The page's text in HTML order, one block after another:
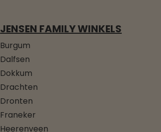
JENSEN FAMILY WINKELS
Burgum
Dalfsen
Dokkum
Drachten
Dronten
Franeker
Heerenveen